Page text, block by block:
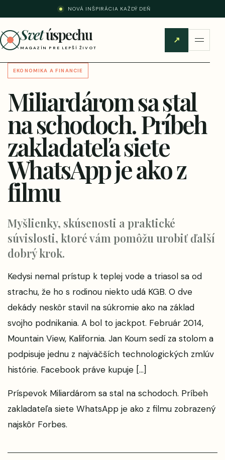
NOVÁ INŠPIRÁCIA KAŽDÝ DEŇ
Svetúspechu
MAGAZÍN PRE LEPŠÍ ŽIVOT
↗
EKONOMIKA A FINANCIE
Miliardárom sa stal
na schodoch. Príbeh
zakladateľa siete
WhatsApp je ako z
filmu
Myšlienky, skúsenosti a praktické
súvislosti, ktoré vám pomôžu urobiť ďalší
dobrý krok.
Kedysi nemal prístup k teplej vode a triasol sa od
strachu, že ho s rodinou niekto udá KGB. O dve
dekády neskôr stavil na súkromie ako na základ
svojho podnikania. A bol to jackpot. Február 2014,
Mountain View, Kalifornia. Jan Koum sedí za stolom a
podpisuje jednu z najväčších technologických zmlúv
histórie. Facebook práve kupuje […]
Príspevok Miliardárom sa stal na schodoch. Príbeh
zakladateľa siete WhatsApp je ako z filmu zobrazený
najskôr Forbes.